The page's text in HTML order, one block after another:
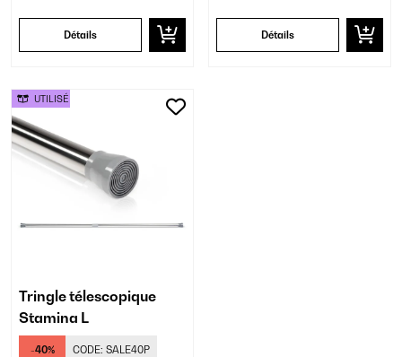
Détails Détails
Tringle télescopique
Stamina L
-40% CODE: SALE40P
UTILISÉ